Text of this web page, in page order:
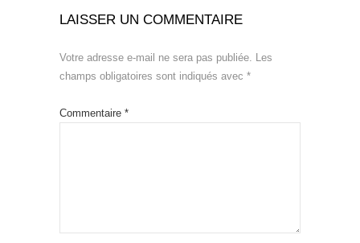
LAISSER UN COMMENTAIRE
Votre adresse e-mail ne sera pas publiée. Les
champs obligatoires sont indiqués avec *
Commentaire *